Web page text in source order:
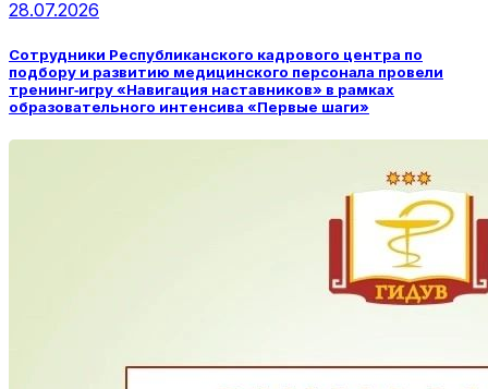
28.07.2026
Сотрудники Республиканского кадрового центра по
подбору и развитию медицинского персонала провели
тренинг‑игру «Навигация наставников» в рамках
образовательного интенсива «Первые шаги»